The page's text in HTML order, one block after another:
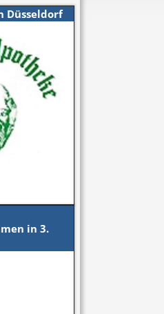
Düsseldorf
in 3.